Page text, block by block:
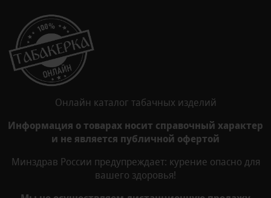
Онлайн каталог табачных изделий
Информация о товарах носит справочный характер
и не является публичной офертой
Минздрав России предупреждает: курение опасно для
вашего здоровья!